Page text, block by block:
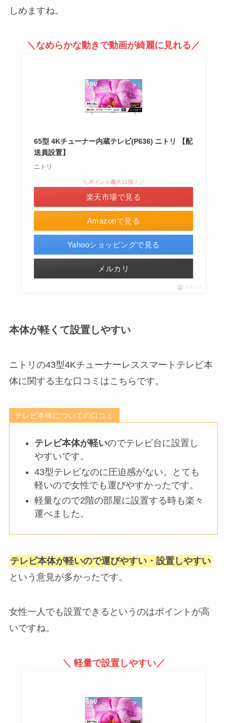
しめますね。
＼なめらかな動きで動画が綺麗に見れる／
65型 4Kチューナー内蔵テレビ(P636) ニトリ 【配
送員設置】
ニトリ
Amazonで見る
＼ポイント最大11倍！／
楽天市場で見る
Yahooショッピングで見る
メルカリ
ポチップ
本体が軽くて設置しやすい
ニトリの43型4Kチューナーレススマートテレビ本
体に関する主な口コミはこちらです。
テレビ本体についての口コミ
テレビ本体が軽いのでテレビ台に設置し
やすいです。
43型テレビなのに圧迫感がない。とても
軽いので女性でも運びやすかったです。
軽量なので2階の部屋に設置する時も楽々
運べました。
テレビ本体が軽いので運びやすい・設置しやすい
という意見が多かったです。
女性一人でも設置できるというのはポイントが高
いですね。
＼ 軽量で設置しやすい／